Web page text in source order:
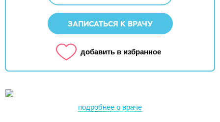
ЗАПИСАТЬСЯ К ВРАЧУ
добавить в избранное
подробнее о враче